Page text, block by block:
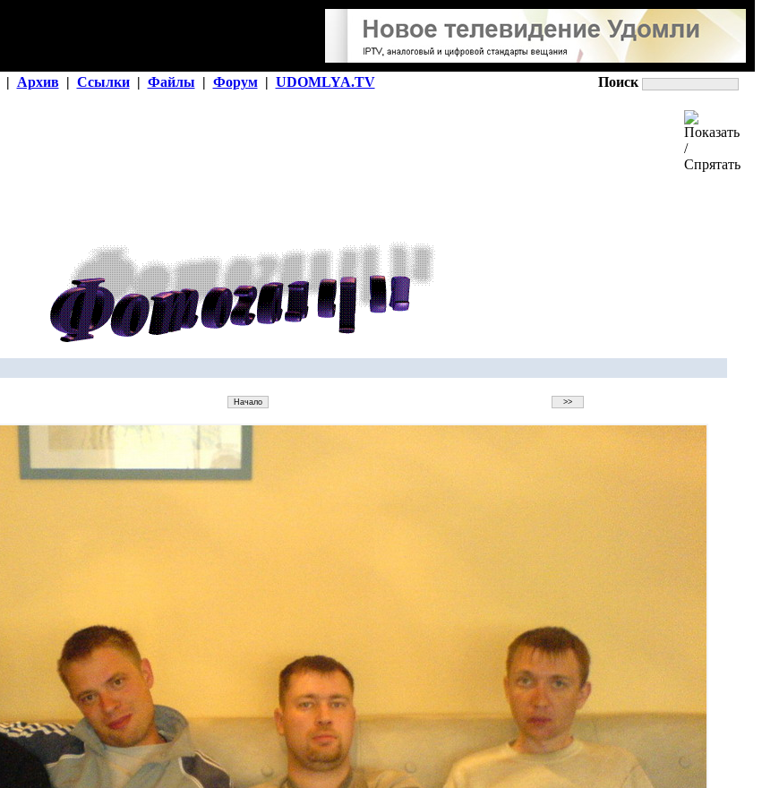
| Архив | Ссылки | Файлы | Форум | UDOMLYA.TV Поиск